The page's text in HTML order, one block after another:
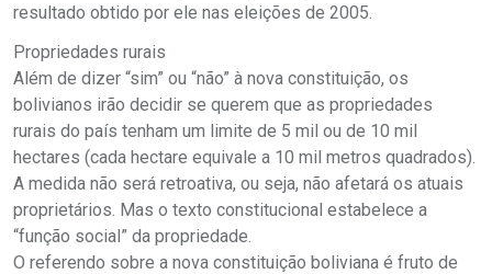
resultado obtido por ele nas eleições de 2005.
Propriedades rurais
Além de dizer “sim” ou “não” à nova constituição, os
bolivianos irão decidir se querem que as propriedades
rurais do país tenham um limite de 5 mil ou de 10 mil
hectares (cada hectare equivale a 10 mil metros quadrados).
A medida não será retroativa, ou seja, não afetará os atuais
proprietários. Mas o texto constitucional estabelece a
“função social” da propriedade.
O referendo sobre a nova constituição boliviana é fruto de